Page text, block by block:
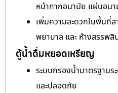
หน้ากากอนามัย แผ่นอน
เพิ่มความสะดวกในพื้นที่ส
พยาบาล และ ห้างสรรพสิ
ตู้น้ำดื่มหยอดเหรียญ
ระบบกรองน้ำมาตรฐานร
และปลอดภัย